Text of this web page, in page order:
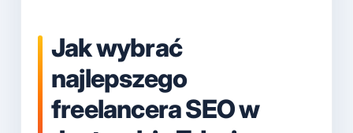
Jak wybrać
najlepszego
freelancera SEO w